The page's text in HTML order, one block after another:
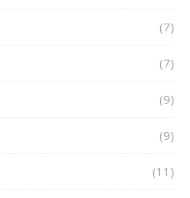
(7)
(7)
(9)
(9)
(11)